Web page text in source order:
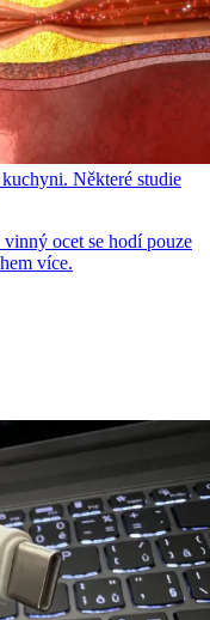
Některé studie
ocet se hodí pouze
více.